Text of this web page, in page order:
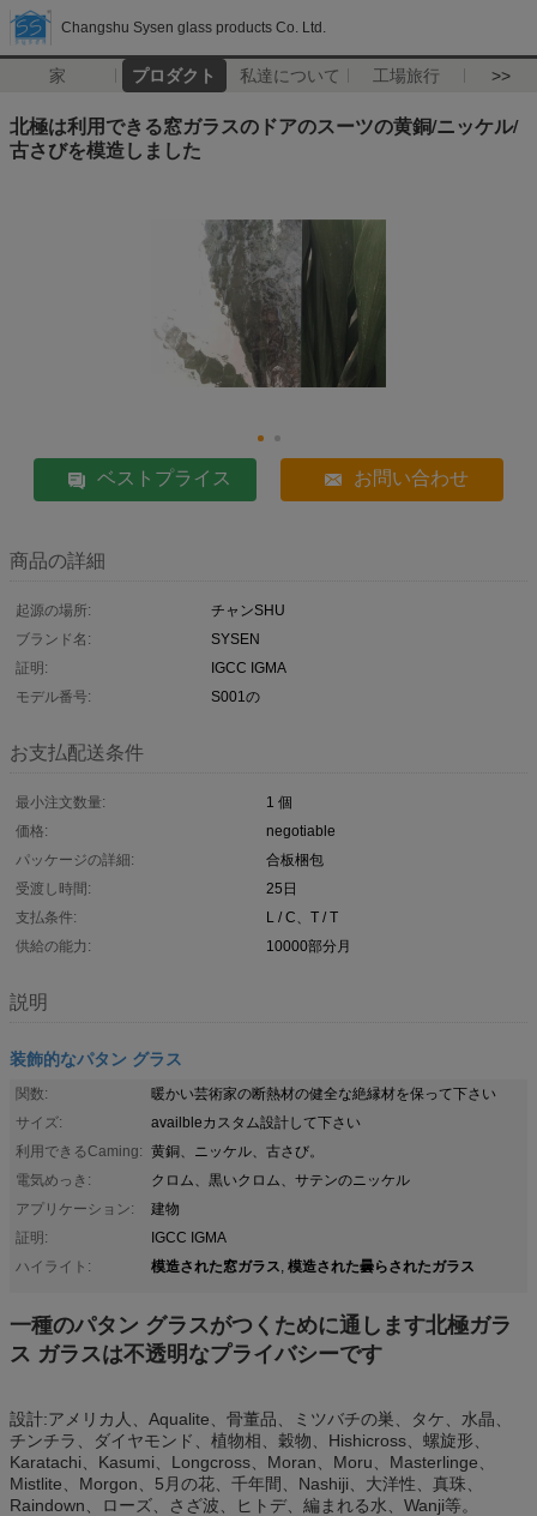
Changshu Sysen glass products Co. Ltd.
家 プロダクト 私達について 工場旅行 >>
北極は利用できる窓ガラスのドアのスーツの黄銅/ニッケル/
古さびを模造しました
ベストプライス お問い合わせ
商品の詳細
起源の場所:
チャンSHU
ブランド名:
SYSEN
証明:
IGCC IGMA
モデル番号:
S001の
お支払配送条件
最小注文数量:
1 個
価格:
negotiable
パッケージの詳細:
合板梱包
受渡し時間:
25日
支払条件:
L / C、T / T
供給の能力:
10000部分月
説明
装飾的なパタン グラス
関数:
暖かい芸術家の断熱材の健全な絶縁材を保って下さい
サイズ:
availbleカスタム設計して下さい
利用できるCaming: 黄銅、ニッケル、古さび。
電気めっき:
クロム、黒いクロム、サテンのニッケル
アプリケーション:
建物
証明:
IGCC IGMA
ハイライト:
模造された窓ガラス, 模造された曇らされたガラス
一種のパタン グラスがつくために通します北極ガラ
ス ガラスは不透明なプライバシーです
設計:アメリカ人、Aqualite、骨董品、ミツバチの巣、タケ、水晶、
チンチラ、ダイヤモンド、植物相、穀物、Hishicross、螺旋形、
Karatachi、Kasumi、Longcross、Moran、Moru、Masterlinge、
Mistlite、Morgon、5月の花、千年間、Nashiji、大洋性、真珠、
Raindown、ローズ、さざ波、ヒトデ、編まれる水、Wanji等。